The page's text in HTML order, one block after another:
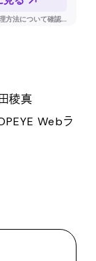
稜真
Webラ